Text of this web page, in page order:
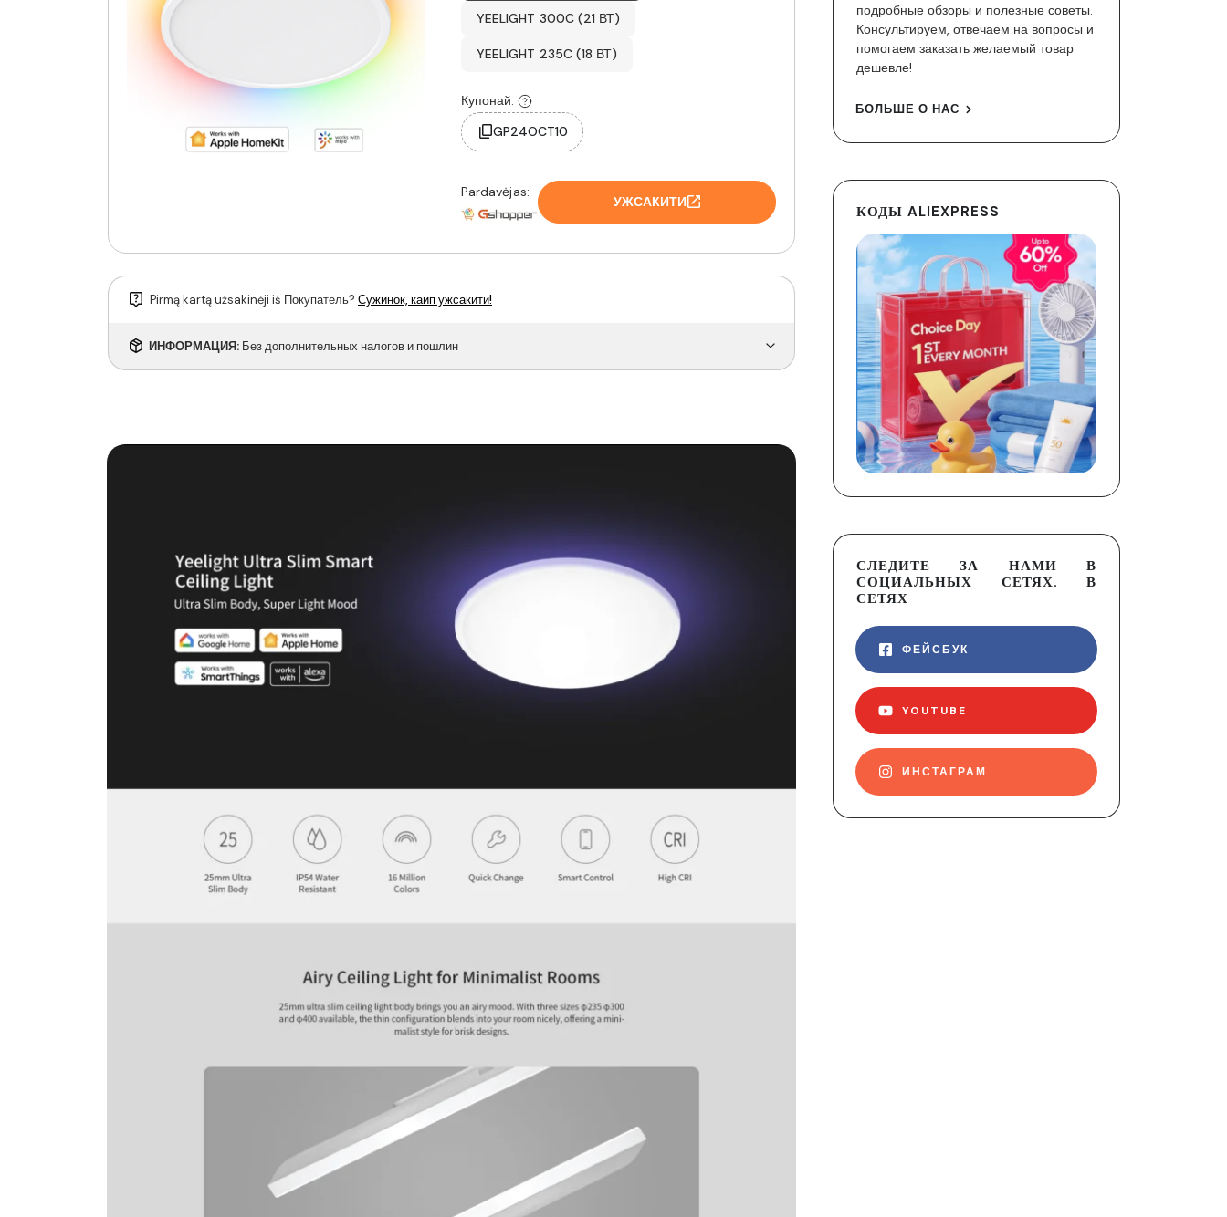
YEELIGHT 300C (21 ВТ)
YEELIGHT 235C (18 ВТ)
Купонай:
GP24OCT10
Pardavėjas:
УЖСАКИТИ
Pirmą kartą užsakinėji iš Покупатель? Сужинок, каип ужсакити!
ИНФОРМАЦИЯ: Без дополнительных налогов и пошлин
подробные обзоры и полезные советы.
Консультируем, отвечаем на вопросы и
помогаем заказать желаемый товар
дешевле!
БОЛЬШЕ О НАС
КОДЫ ALIEXPRESS
СЛЕДИТЕ ЗА НАМИ В
СОЦИАЛЬНЫХ СЕТЯХ. В
СЕТЯХ
ФЕЙСБУК
YOUTUBE
ИНСТАГРАМ